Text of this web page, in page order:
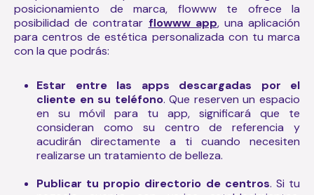
posicionamiento de marca, flowww te ofrece la
posibilidad de contratar flowww app, una aplicación
para centros de estética personalizada con tu marca
con la que podrás:
Estar entre las apps descargadas por el
cliente en su teléfono. Que reserven un espacio
en su móvil para tu app, significará que te
consideran como su centro de referencia y
acudirán directamente a ti cuando necesiten
realizarse un tratamiento de belleza.
Publicar tu propio directorio de centros. Si tu